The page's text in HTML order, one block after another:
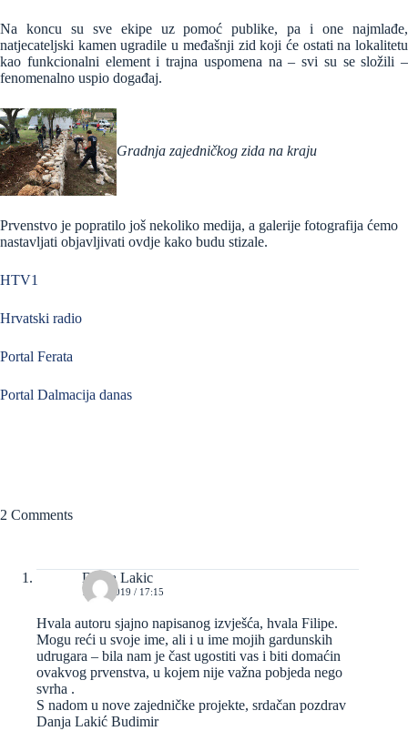
Na koncu su sve ekipe uz pomoć publike, pa i one najmlađe,
natjecateljski kamen ugradile u međašnji zid koji će ostati na lokalitetu
kao funkcionalni element i trajna uspomena na – svi su se složili –
fenomenalno uspio događaj.
Gradnja zajedničkog zida na kraju
Prvenstvo je popratilo još nekoliko medija, a galerije fotografija ćemo
nastavljati objavljivati ovdje kako budu stizale.
HTV1
Hrvatski radio
Portal Ferata
Portal Dalmacija danas
2 Comments
Danja Lakic
10/10/2019 / 17:15
Hvala autoru sjajno napisanog izvješća, hvala Filipe.
Mogu reći u svoje ime, ali i u ime mojih gardunskih
udrugara – bila nam je čast ugostiti vas i biti domaćin
ovakvog prvenstva, u kojem nije važna pobjeda nego
svrha .
S nadom u nove zajedničke projekte, srdačan pozdrav
Danja Lakić Budimir